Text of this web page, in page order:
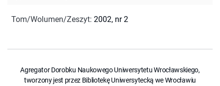
Tom/Wolumen/Zeszyt: 2002, nr 2
Agregator Dorobku Naukowego Uniwersytetu Wrocławskiego,
tworzony jest przez Bibliotekę Uniwersytecką we Wrocławiu